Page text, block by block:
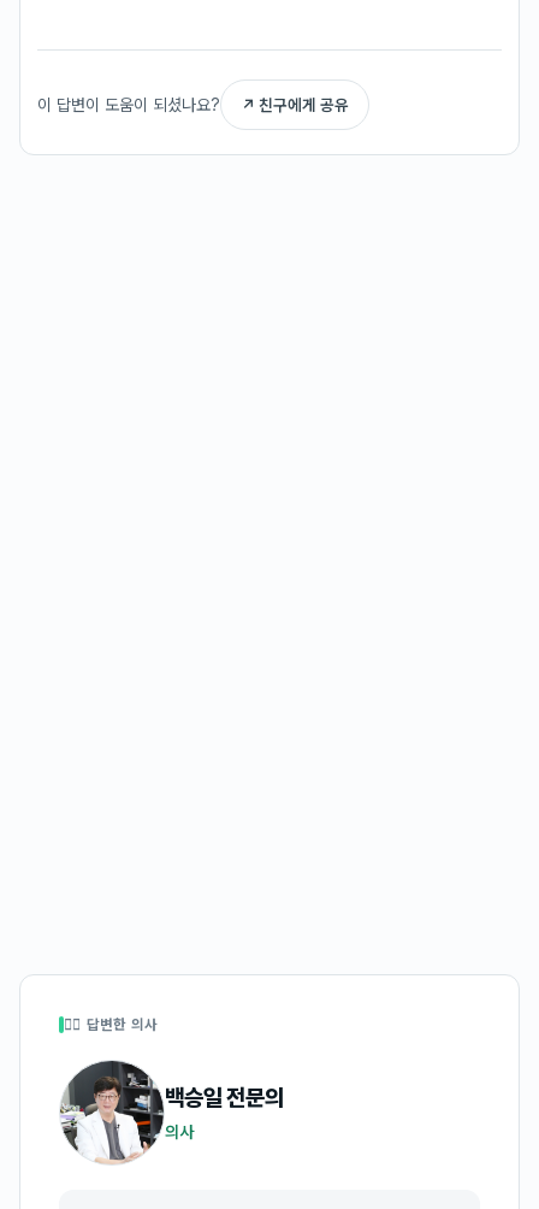
이 답변이 도움이 되셨나요? ↗ 친구에게 공유
👩‍⚕️ 답변한 의사
백승일전문의
의사